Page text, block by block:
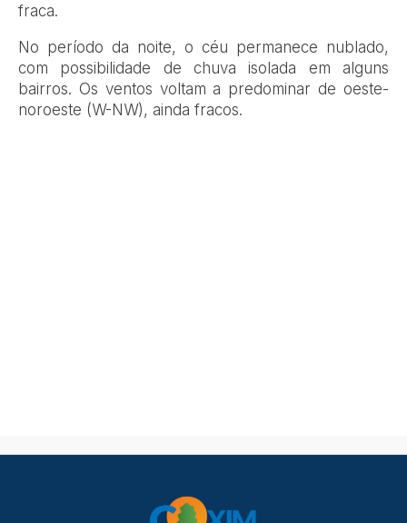
fraca.
No período da noite, o céu permanece nublado,
com possibilidade de chuva isolada em alguns
bairros. Os ventos voltam a predominar de oeste-
noroeste (W-NW), ainda fracos.